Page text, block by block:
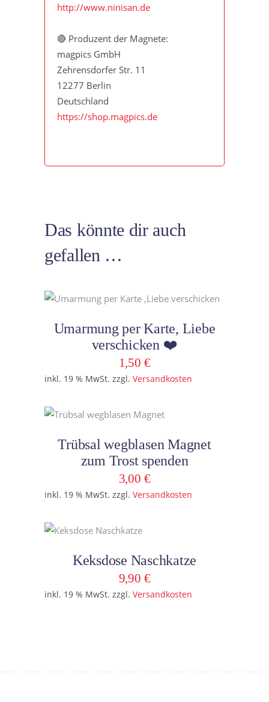
http://www.ninisan.de
🔴 Produzent der Magnete:
magpics GmbH
Zehrensdorfer Str. 11
12277 Berlin
Deutschland
https://shop.magpics.de
Das könnte dir auch
gefallen …
Umarmung per Karte, Liebe
verschicken ❤️
1,50 €
inkl. 19 % MwSt. zzgl. Versandkosten
Trübsal wegblasen Magnet
zum Trost spenden
3,00 €
inkl. 19 % MwSt. zzgl. Versandkosten
Keksdose Naschkatze
9,90 €
inkl. 19 % MwSt. zzgl. Versandkosten